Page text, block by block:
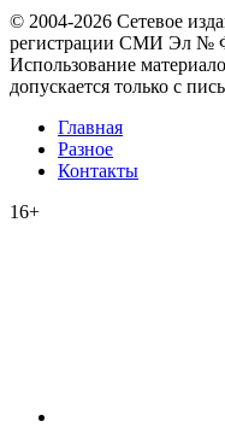
© 2004-2026 Сетевое
регистрации СМИ Эл №
Использование
допускается только с
Главная
Разное
Контакты
16+